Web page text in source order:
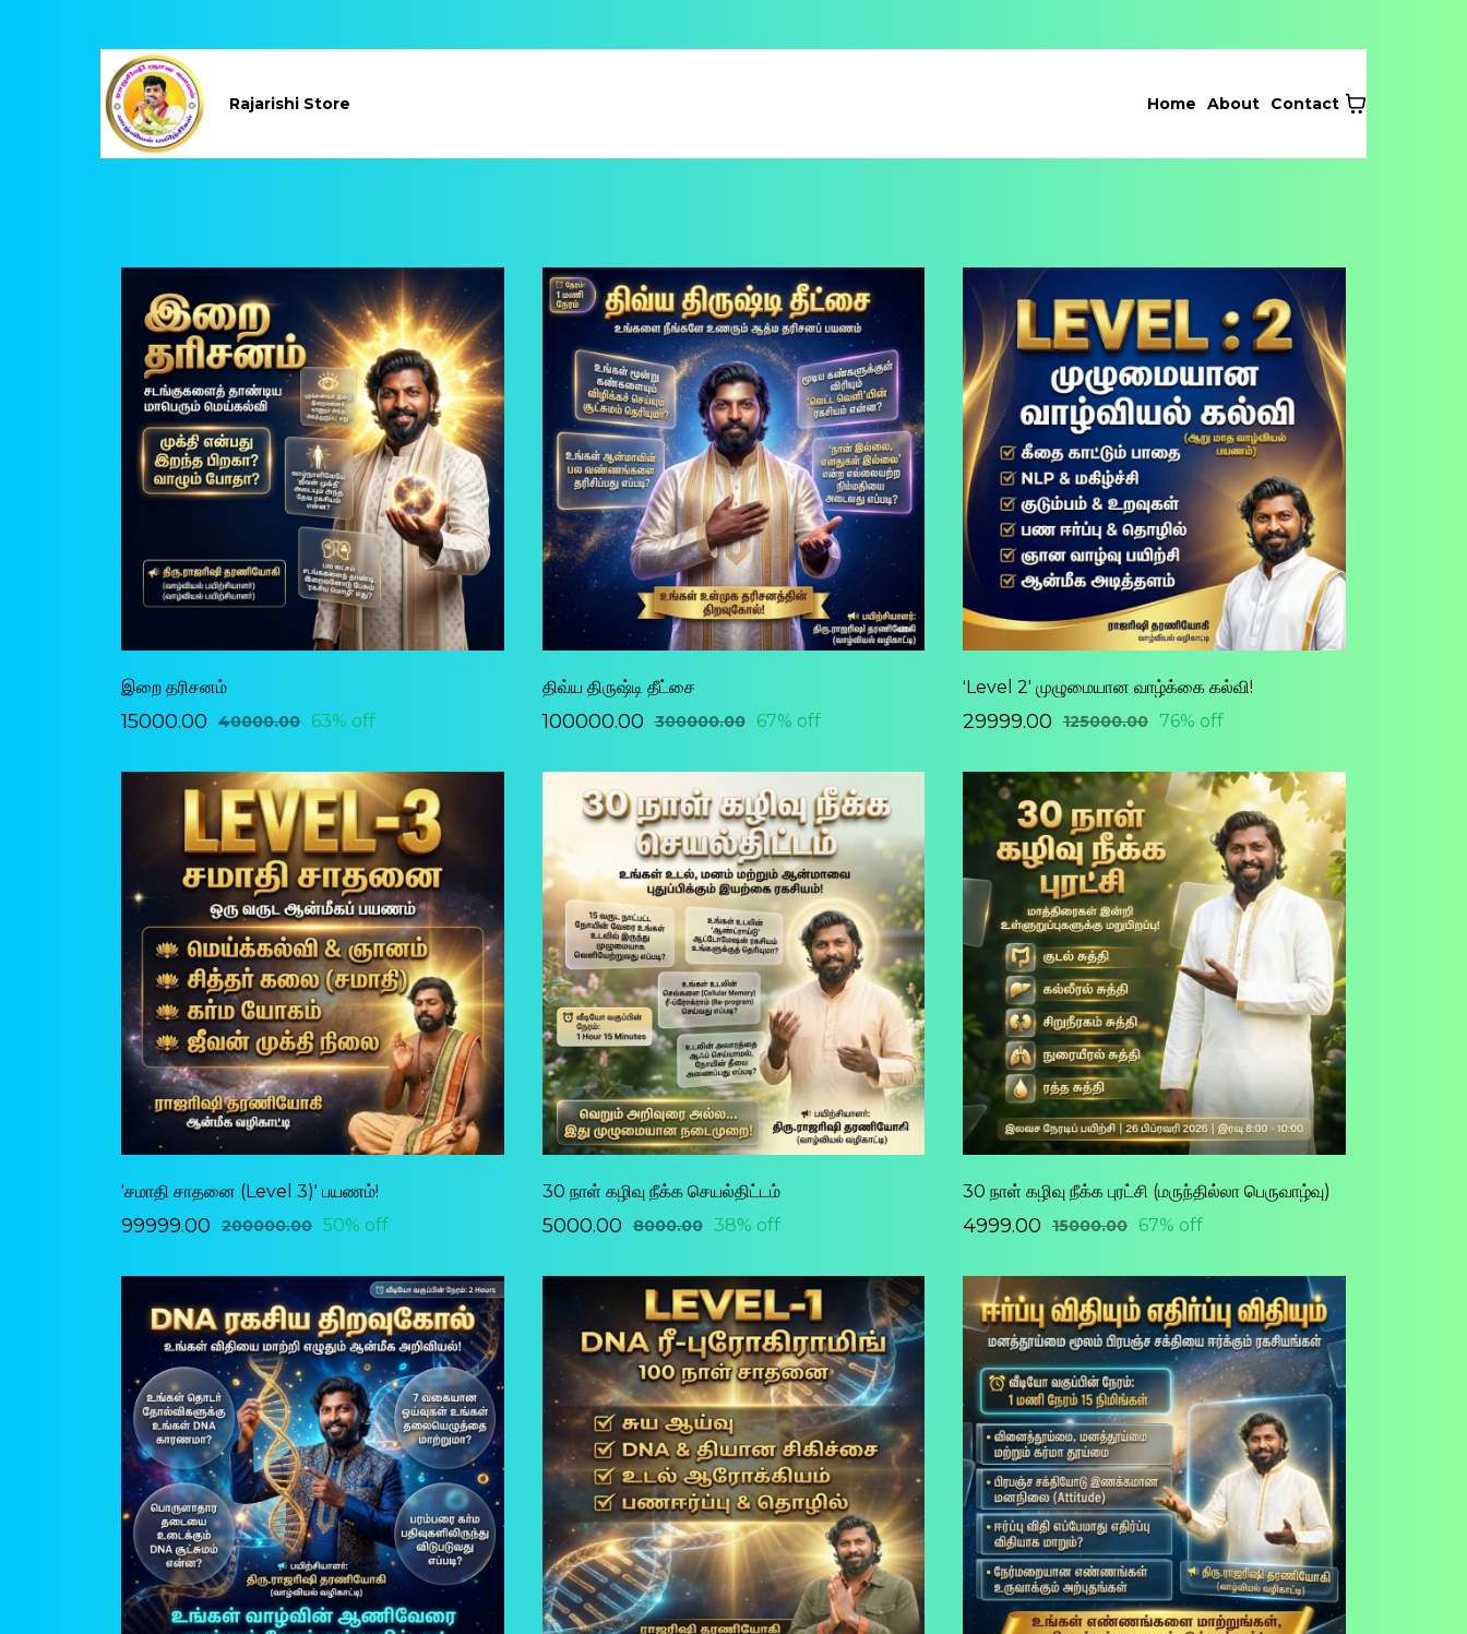
Rajarishi Store Home About Contact
இறை தரிசனம்
₹15000.00 ₹40000.00 63% off
திவ்ய திருஷ்டி தீட்சை
₹100000.00 ₹300000.00 67% off
'Level 2' முழுமையான வாழ்க்கை கல்வி!
₹29999.00 ₹125000.00 76% off
'சமாதி சாதனை (Level 3)' பயணம்!
₹99999.00 ₹200000.00 50% off
30 நாள் கழிவு நீக்க செயல்திட்டம்
₹5000.00 ₹8000.00 38% off
30 நாள் கழிவு நீக்க புரட்சி (மருந்தில்லா பெருவாழ்வு)
₹4999.00 ₹15000.00 67% off